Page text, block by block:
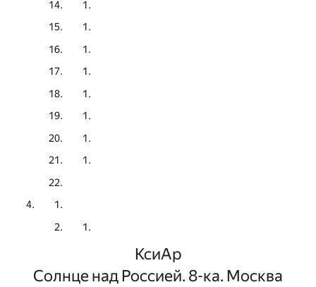
КсиАр
Солнце над Россией. 8-ка. Москва